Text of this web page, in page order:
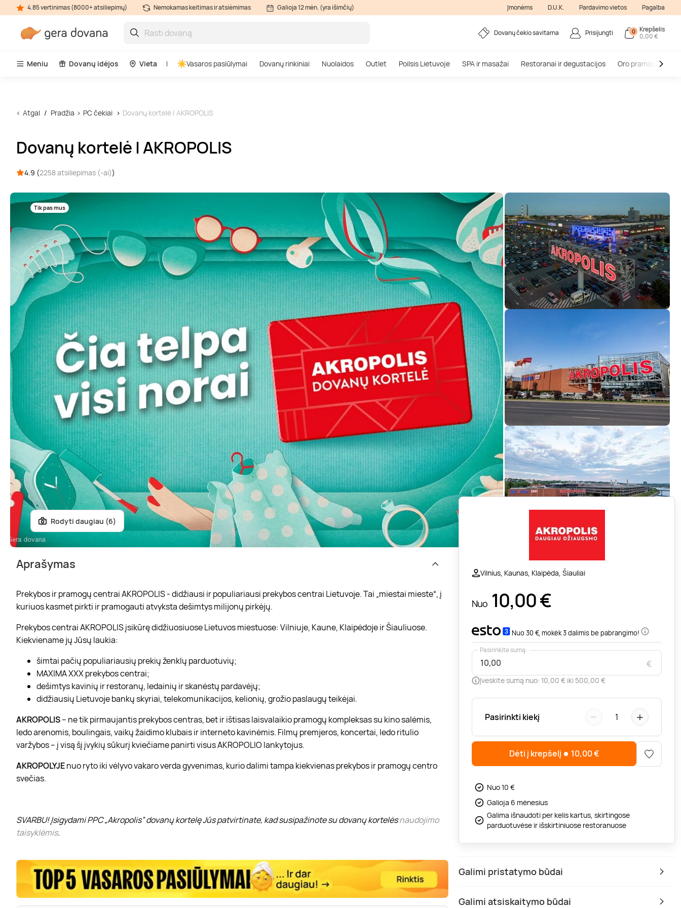
4.85 vertinimas (8000+ atsiliepimų) Nemokamas keitimas ir atsiėmimas Galioja 12 mėn. (yra išimčių) Įmonėms D.U.K. Pardavimo vietos Pagalba
Dovanų čekio savitarna Prisijungti 0 Krepšelis
0,00 €
Meniu Dovanų idėjos Vieta Vasaros pasiūlymai Dovanų rinkiniai Nuolaidos Outlet Poilsis Lietuvoje SPA ir masažai Restoranai ir degustacijos Oro pramogos
Atgal Pradžia PC čekiai Dovanų kortelė | AKROPOLIS
Dovanų kortelė | AKROPOLIS
4.9 (2258 atsiliepimas (-ai))
Tik pas mus
Rodyti daugiau (6)
Vilnius, Kaunas, Klaipėda, Šiauliai
Nuo 10,00€
Nuo 30 €, mokėk 3 dalimis be pabrangimo!
€
Pasirinkite sumą:
Įveskite sumą nuo: 10,00 € iki 500,00 €
Pasirinkti kiekį − 1 +
Dėti į krepšelį 10,00€
Nuo 10 €
Galioja 6 mėnesius
Galima išnaudoti per kelis kartus, skirtingose
parduotuvėse ir išskirtiniuose restoranuose
Galimi pristatymo būdai
Galimi atsiskaitymo būdai
Aprašymas
Prekybos ir pramogų centrai AKROPOLIS - didžiausi ir populiariausi prekybos centrai Lietuvoje. Tai „miestai mieste“, į
kuriuos kasmet pirkti ir pramogauti atvyksta dešimtys milijonų pirkėjų.
Prekybos centrai AKROPOLIS įsikūrę didžiuosiuose Lietuvos miestuose: Vilniuje, Kaune, Klaipėdoje ir Šiauliuose.
Kiekviename jų Jūsų laukia:
šimtai pačių populiariausių prekių ženklų parduotuvių;
MAXIMA XXX prekybos centrai;
dešimtys kavinių ir restoranų, ledainių ir skanėstų pardavėjų;
didžiausių Lietuvoje bankų skyriai, telekomunikacijos, kelionių, grožio paslaugų teikėjai.
AKROPOLIS– ne tik pirmaujantis prekybos centras, bet ir ištisas laisvalaikio pramogų kompleksas su kino salėmis,
ledo arenomis, boulingais, vaikų žaidimo klubais ir interneto kavinėmis. Filmų premjeros, koncertai, ledo ritulio
varžybos – į visą šį įvykių sūkurį kviečiame panirti visus AKROPOLIO lankytojus.
AKROPOLYJEnuo ryto iki vėlyvo vakaro verda gyvenimas, kurio dalimi tampa kiekvienas prekybos ir pramogų centro
svečias.
SVARBU! Įsigydami PPC „Akropolis” dovanų kortelę Jūs patvirtinate, kad susipažinote su dovanų kortelėsnaudojimo
taisyklėmis.